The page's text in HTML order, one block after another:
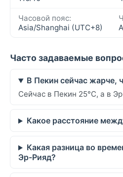
Часовой пояс:
Asia/Shanghai (UTC+8)
Часто задаваемые
В Пекин сейчас жарче,
Сейчас в Пекин 25°C, а в
Какое расстояние
Какая разница во
Эр-Рияд?